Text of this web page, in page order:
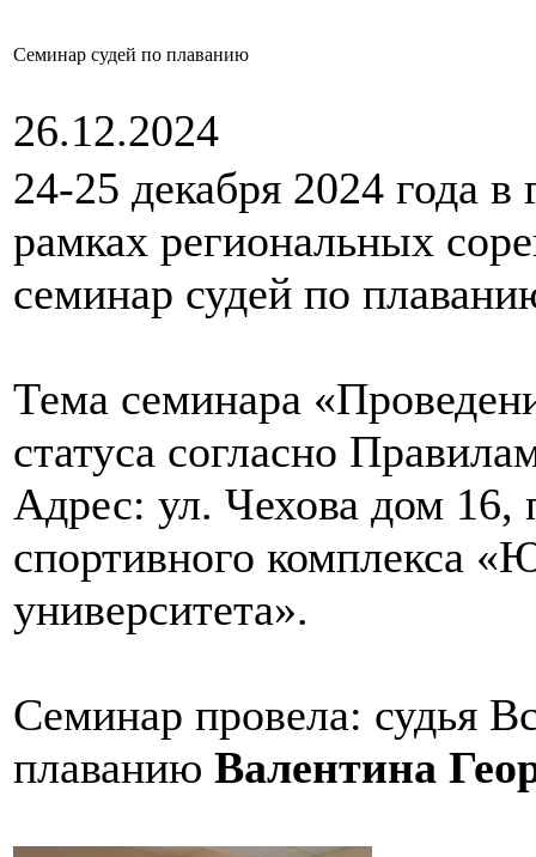
Семинар судей по плаванию
26.12.2024
24-25 декабря 2024 года
рамках региональных
семинар судей по
Тема семинара
статуса согласно
Адрес: ул. Чехова дом 16,
спортивного комплекса
университета».
Семинар провела: судья
плаванию Валентина